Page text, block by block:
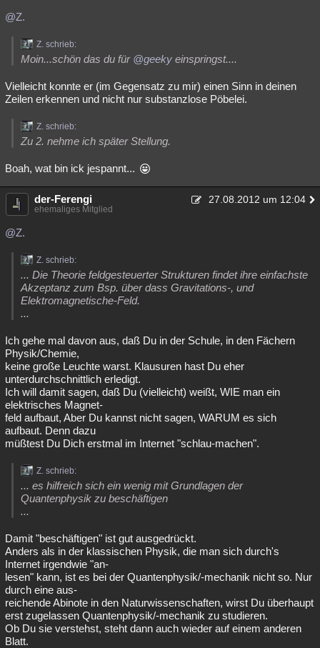
@Z.
Z. schrieb:
Moin...schön das du für @geeky einspringst....
Vielleicht konnte er (im Gegensatz zu mir) einen Sinn in deinen
Zeilen erkennen und nicht nur substanzlose Pöbelei.
Z. schrieb:
Zu 2. nehme ich später Stellung.
Boah, wat bin ick jespannt...
der-Ferengi 27.08.2012 um 12:04
ehemaliges Mitglied
@Z.
Z. schrieb:
... Die Theorie feldgesteuerter Strukturen findet ihre einfachste
Akzeptanz zum Bsp. über dass Gravitations-, und
Elektromagnetische-Feld.
...
Ich gehe mal davon aus, daß Du in der Schule, in den Fächern
Physik/Chemie,
keine große Leuchte warst. Klausuren hast Du eher
unterdurchschnittlich erledigt.
Ich will damit sagen, daß Du (vielleicht) weißt, WIE man ein
elektrisches Magnet-
feld aufbaut, Aber Du kannst nicht sagen, WARUM es sich
aufbaut. Denn dazu
müßtest Du Dich erstmal im Internet "schlau-machen".
Z. schrieb:
... es hilfreich sich ein wenig mit Grundlagen der
Quantenphysik zu beschäftigen
...
Damit "beschäftigen" ist gut ausgedrückt.
Anders als in der klassischen Physik, die man sich durch's
Internet irgendwie "an-
lesen" kann, ist es bei der Quantenphysik/-mechanik nicht so. Nur
durch eine aus-
reichende Abinote in den Naturwissenschaften, wirst Du überhaupt
erst zugelassen Quantenphysik/-mechanik zu studieren.
Ob Du sie verstehst, steht dann auch wieder auf einem anderen
Blatt.